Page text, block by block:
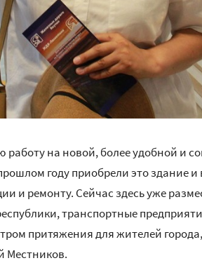
работу на новой, более удобной и
году приобрели это здание и
и ремонту. Сейчас здесь уже
транспортные
притяжения для жителей
Местников.